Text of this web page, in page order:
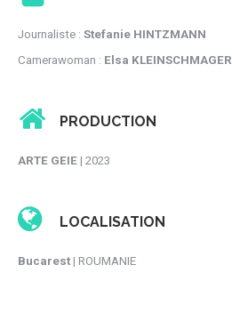
Journaliste : Stefanie HINTZMANN
Camerawoman : Elsa KLEINSCHMAGER
PRODUCTION
ARTE GEIE | 2023
LOCALISATION
Bucarest | ROUMANIE